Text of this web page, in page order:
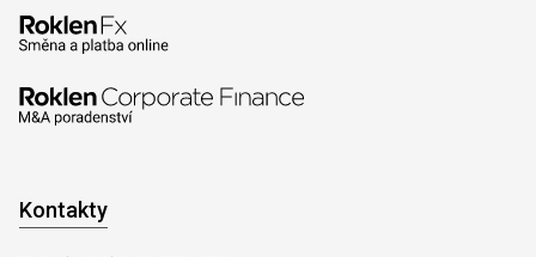
Kontakty